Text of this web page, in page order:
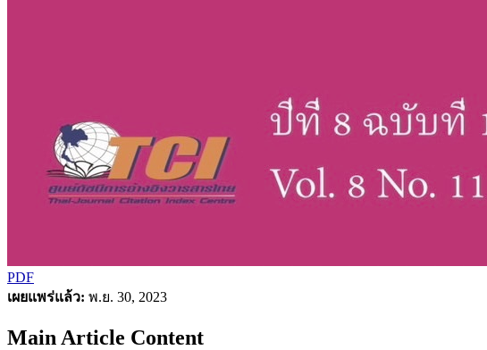
PDF
เผยแพร่แล้ว: พ.ย. 30, 2023
Main Article Content